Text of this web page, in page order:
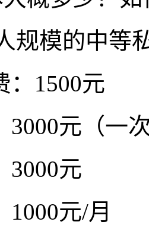
规模的中等
：1500元
3000元（一
3000元
元/月